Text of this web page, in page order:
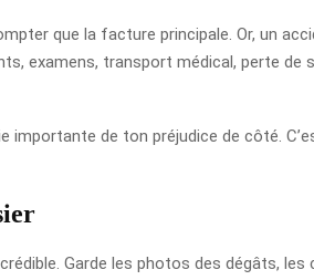
que la facture principale. Or, un
examens, transport médical, perte de
de ton préjudice de côté.
Garde les photos des dégâts,